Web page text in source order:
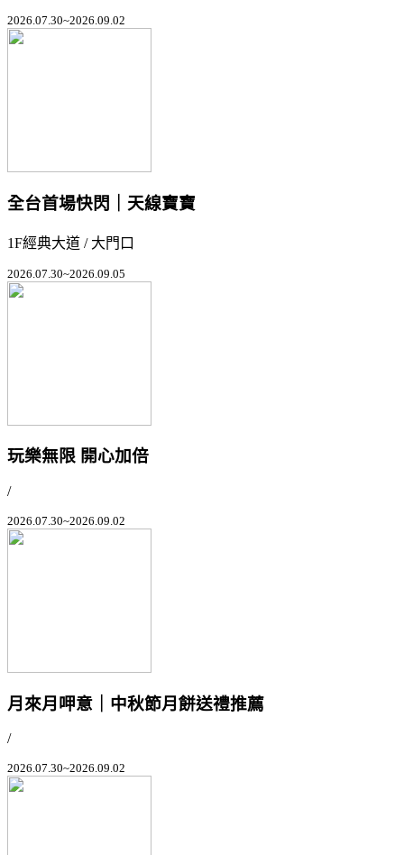
2026.07.30~2026.09.02
全台首場快閃｜天線寶寶
1F經典大道 / 大門口
2026.07.30~2026.09.05
玩樂無限 開心加倍
/
2026.07.30~2026.09.02
月來月呷意｜中秋節月餅送禮推薦
/
2026.07.30~2026.09.02